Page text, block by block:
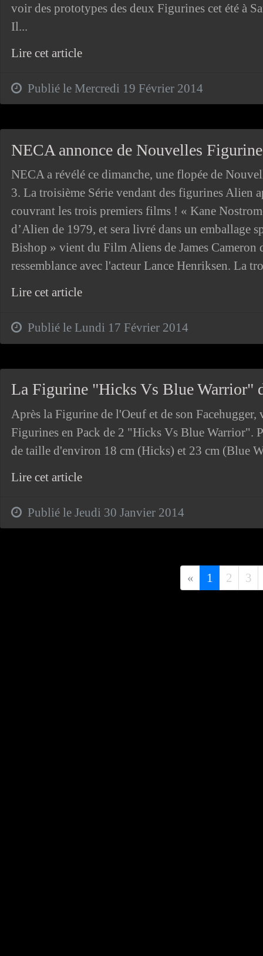
voir des prototypes des deux Figurines cet été à
Il...
Lire cet article
Publié le Mercredi 19 Février 2014
NECA annonce de Nouvelles
NECA a révélé ce dimanche, une flopée de
3. La troisième Série vendant des figurines Alien
couvrant les trois premiers films ! « Kane
d’Alien de 1979, et sera livré dans un emballage
Bishop » vient du Film Aliens de James Cameron
ressemblance avec l'acteur Lance Henriksen. La
Lire cet article
Publié le Lundi 17 Février 2014
La Figurine "Hicks Vs Blue Warrior"
Après la Figurine de l'Oeuf et de son
Figurines en Pack de 2 "Hicks Vs Blue Warrior".
de taille d'environ 18 cm (Hicks) et 23 cm
Lire cet article
Publié le Jeudi 30 Janvier 2014
«Précédent
1 2 3